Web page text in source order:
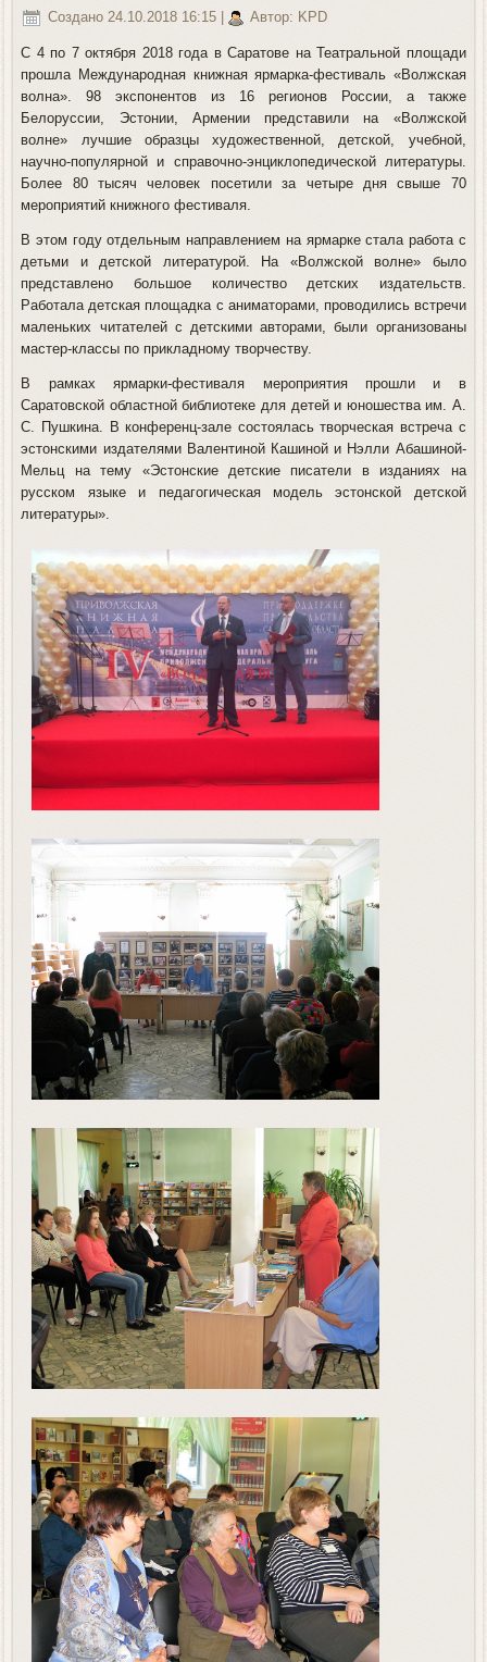
Создано 24.10.2018 16:15 Автор: KPD
С 4 по 7 октября 2018 года в Саратове на Театральной площади
прошла Международная книжная ярмарка-фестиваль «Волжская
волна». 98 экспонентов из 16 регионов России, а также
Белоруссии, Эстонии, Армении представили на «Волжской
волне» лучшие образцы художественной, детской, учебной,
научно-популярной и справочно-энциклопедической литературы.
Более 80 тысяч человек посетили за четыре дня свыше 70
мероприятий книжного фестиваля.
В этом году отдельным направлением на ярмарке стала работа с
детьми и детской литературой. На «Волжской волне» было
представлено большое количество детских издательств.
Работала детская площадка с аниматорами, проводились встречи
маленьких читателей с детскими авторами, были организованы
мастер-классы по прикладному творчеству.
В рамках ярмарки-фестиваля мероприятия прошли и в
Саратовской областной библиотеке для детей и юношества им. А.
С. Пушкина. В конференц-зале состоялась творческая встреча с
эстонскими издателями Валентиной Кашиной и Нэлли Абашиной-
Мельц на тему «Эстонские детские писатели в изданиях на
русском языке и педагогическая модель эстонской детской
литературы».